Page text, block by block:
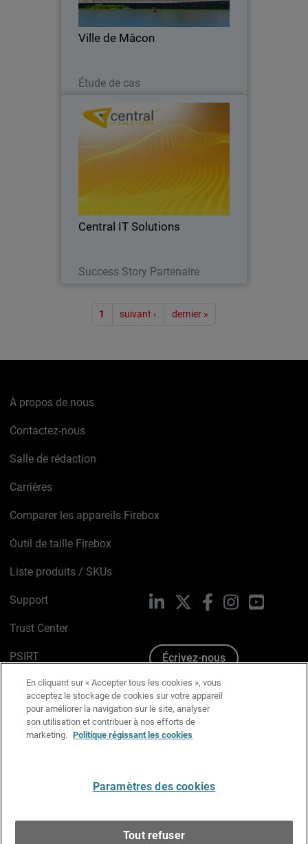
Ville de Mâcon
Étude de cas
Central IT Solutions
Success Story Partenaire
Central IT Solutions
Pagination
1 suivant › dernier »
À propos de nous
Contactez-nous
Salle de rédaction
Carrières
Comparer les appareils Firebox
Outil de taille Firebox
Liste produits / SKUs
Support
Trust Center
PSIRT
Avis sur les cookies
Politique de confidentialité
Charte Graphique
LinkedIn FacebookInstagram
Écrivez-nous
En cliquant sur « Accepter tous les cookies », vous
acceptez le stockage de cookies sur votre appareil
pour améliorer la navigation sur le site, analyser
son utilisation et contribuer à nos efforts de
marketing. Politique régissant les cookies
Paramètres des cookies
Tout refuser